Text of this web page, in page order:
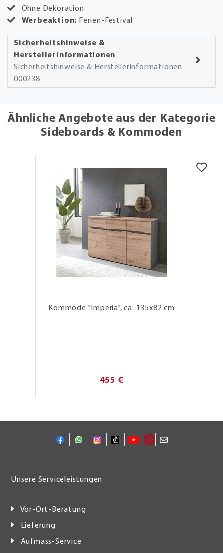
Ohne Dekoration.
Werbeaktion: Ferien-Festival
Sicherheitshinweise &
Herstellerinformationen
Sicherheitshinweise & Herstellerinformationen
000238
Ähnliche Angebote aus der Kategorie
Sideboards & Kommoden
Kommode "Imperia", ca. 135x82 cm
455 €
Unsere Serviceleistungen
Vor-Ort-Beratung
Lieferung
Aufmass-Service